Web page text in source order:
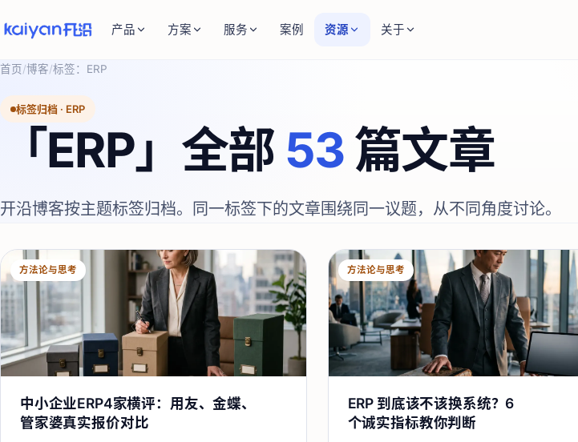
产品 方案 服务 案例 资源 关于
首页/博客/标签： ERP
标签归档 · ERP
「ERP」全部 53篇文章
开沿博客按主题标签归档。同一标签下的文章围绕同一议题，从不同角度讨论。
方法论与思考
中小企业ERP4家横评：用友、金蝶、
管家婆真实报价对比
方法论与思考
ERP 到底该不该换系统？6
个诚实指标教你判断